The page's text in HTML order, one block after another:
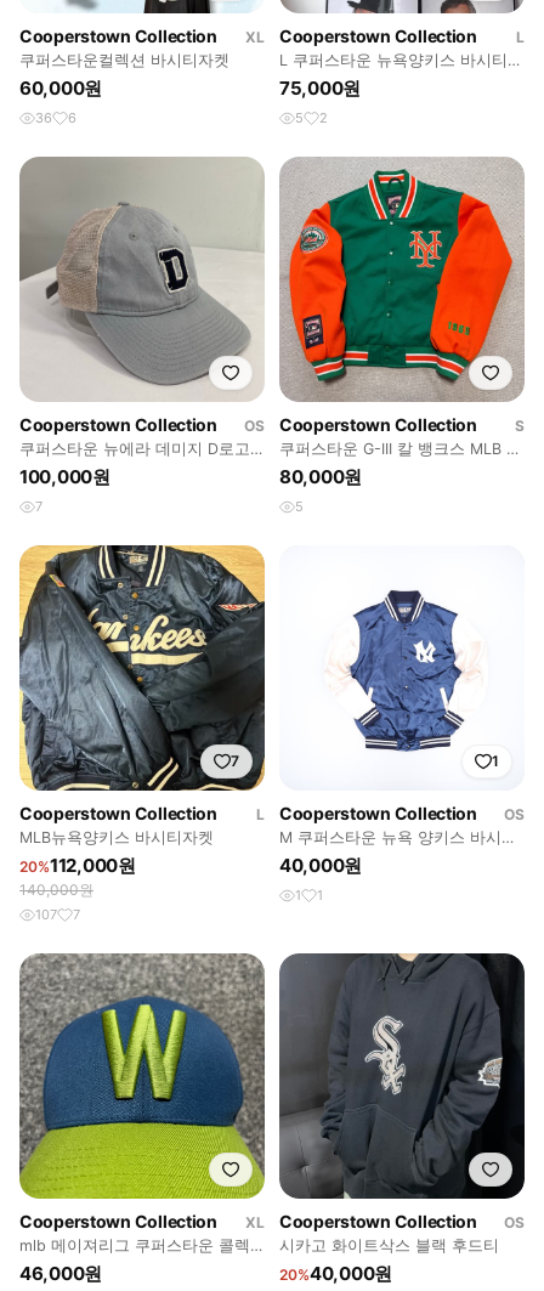
Cooperstown Collection
XL
쿠퍼스타운컬렉션 바시티자켓
60,000원
36 6
Cooperstown Collection
L
L 쿠퍼스타운 뉴욕양키스 바시티
자켓/W2957
75,000원
5 2
Cooperstown Collection
OS
쿠퍼스타운 뉴에라 데미지 D로고
100,000원
7
Cooperstown Collection
S
쿠퍼스타운 G-III 칼 뱅크스 MLB 뉴
욕 메츠 바시티 자켓
80,000원
5
7
Cooperstown Collection
L
MLB뉴욕양키스 바시티자켓
20%112,000원
140,000원
107 7
1
Cooperstown Collection
OS
M 쿠퍼스타운 뉴욕 양키스 바시티
자켓 0626H
40,000원
1 1
Cooperstown Collection
XL
mlb 메이져리그 쿠퍼스타운 콜렉
숀 볼캡 모자
46,000원
Cooperstown Collection
OS
시카고 화이트삭스 블랙 후드티
20%40,000원